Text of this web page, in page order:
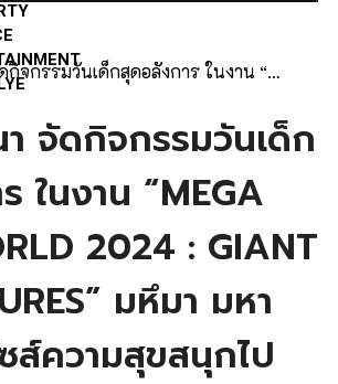
กิจกรรมวันเด็กสุดอลังการ ในงาน “…
า จัดกิจกรรมวันเด็ก
ในงาน “MEGA
2024 : GIANT
มหึมา มหา
ส์ความสุขสนุกไป